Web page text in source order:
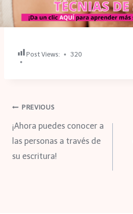
Post Views: 320
Navegación
de
PREVIOUS
¡Ahora puedes conocer a
las personas a través de
su escritura!